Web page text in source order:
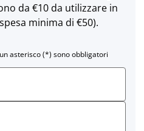
da €10 da utilizzare in
minima di €50).
asterisco (*) sono obbligatori